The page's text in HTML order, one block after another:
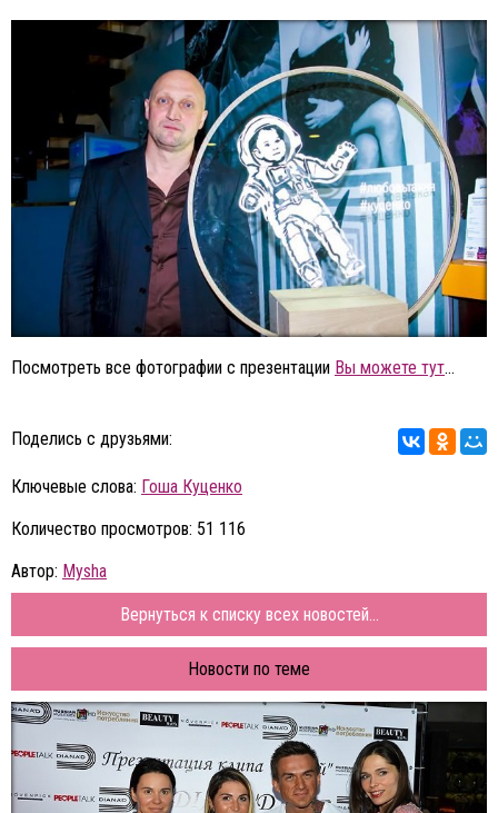
Посмотреть все фотографии с презентации Вы можете тут...
Поделись с друзьями:
Ключевые слова: Гоша Куценко
Количество просмотров: 51 116
Автор: Mysha
Вернуться к списку всех новостей...
Новости по теме